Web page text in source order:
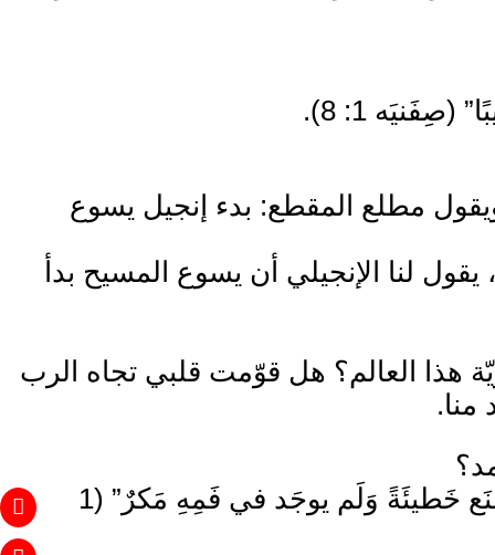
1: 8).
مطلع المقطع: بدء إنجيل يسوع
لنا الإنجيلي أن يسوع المسيح بدأ
هذا العالم؟ هل قوّمت قلبي تجاه الرب
نسأل، هل احتاج السّيّد لمعموديّة التّوبة والتّطهير التي نادى يوحنّا بها، وهو “الذي لم يَصنَع خَطيئَةً وَلَم يوجَد في فَمِهِ مَكرٌ” (1